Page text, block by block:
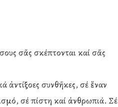
σᾶς σκέπτονται καί σᾶς
ἀντίξοες συνθῆκες, σέ ἕναν
σέ πίστη καί ἀνθρωπιά. Σέ